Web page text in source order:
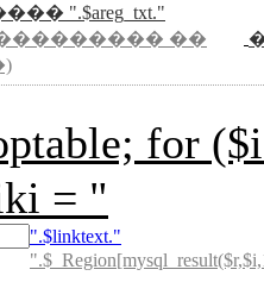
".$areg_txt."
��
= "
".$linktext."